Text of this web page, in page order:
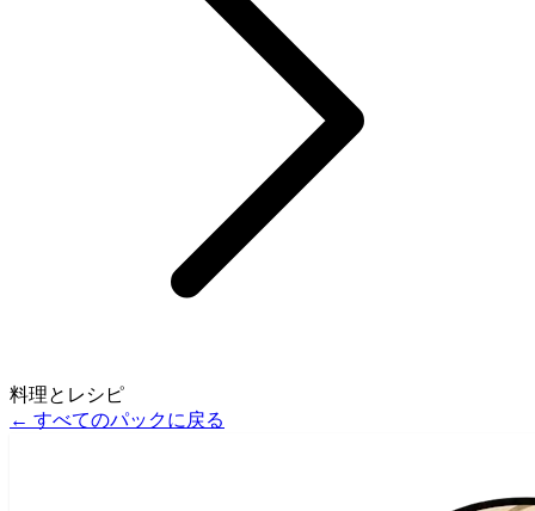
料理とレシピ
← すべてのパックに戻る